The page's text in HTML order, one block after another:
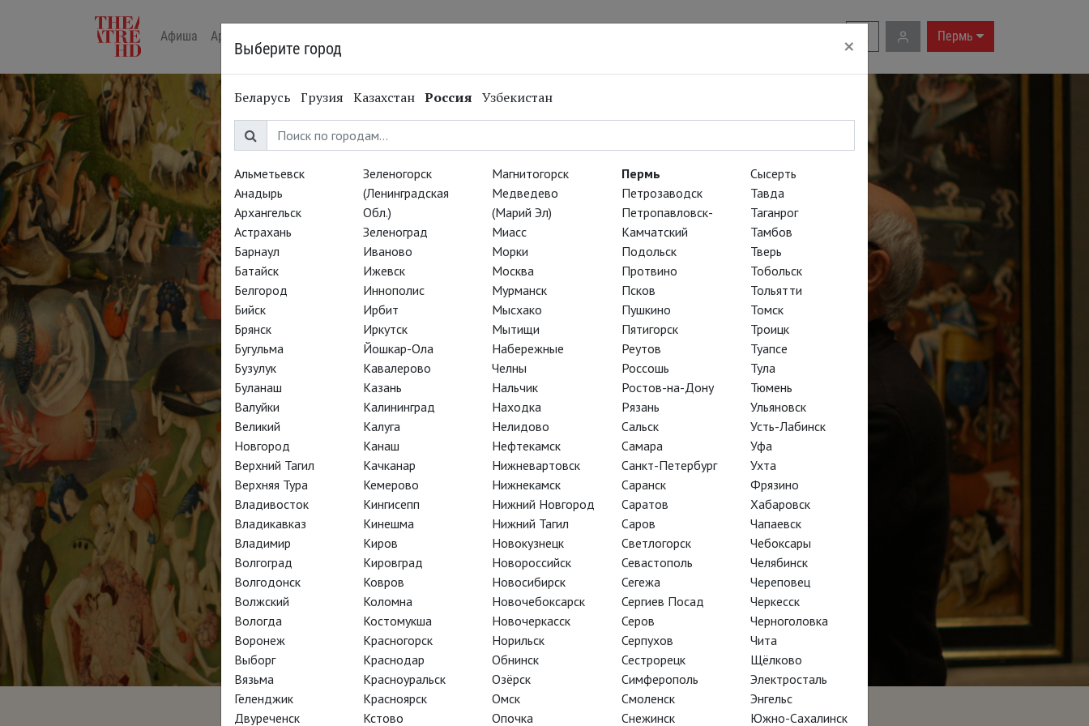
Пермь
Афиша Арт-лекторий в кино
АРТ-ЛЕКТОРИЙ В КИНО
Босх: Сад сновидений
Режиссёр Хосе Луис Лопес-Линарес
Выберите город ×
Беларусь Грузия Казахстан Россия Узбекистан
Альметьевск
Анадырь
Архангельск
Астрахань
Барнаул
Батайск
Белгород
Бийск
Брянск
Бугульма
Бузулук
Буланаш
Валуйки
Великий
Новгород
Верхний Тагил
Верхняя Тура
Владивосток
Владикавказ
Владимир
Волгоград
Волгодонск
Волжский
Вологда
Воронеж
Выборг
Вязьма
Геленджик
Двуреченск
Зеленогорск
(Ленинградская
Обл.)
Зеленоград
Иваново
Ижевск
Иннополис
Ирбит
Иркутск
Йошкар-Ола
Кавалерово
Казань
Калининград
Калуга
Канаш
Качканар
Кемерово
Кингисепп
Кинешма
Киров
Кировград
Ковров
Коломна
Костомукша
Красногорск
Краснодар
Красноуральск
Красноярск
Кстово
Магнитогорск
Медведево
(Марий Эл)
Миасс
Морки
Москва
Мурманск
Мысхако
Мытищи
Набережные
Челны
Нальчик
Находка
Нелидово
Нефтекамск
Нижневартовск
Нижнекамск
Нижний Новгород
Нижний Тагил
Новокузнецк
Новороссийск
Новосибирск
Новочебоксарск
Новочеркасск
Норильск
Обнинск
Озёрск
Омск
Опочка
Пермь
Петрозаводск
Петропавловск-
Камчатский
Подольск
Протвино
Псков
Пушкино
Пятигорск
Реутов
Россошь
Ростов-на-Дону
Рязань
Сальск
Самара
Санкт-Петербург
Саранск
Саратов
Саров
Светлогорск
Севастополь
Сегежа
Сергиев Посад
Серов
Серпухов
Сестрорецк
Симферополь
Смоленск
Снежинск
Сысерть
Тавда
Таганрог
Тамбов
Тверь
Тобольск
Тольятти
Томск
Троицк
Туапсе
Тула
Тюмень
Ульяновск
Усть-Лабинск
Уфа
Ухта
Фрязино
Хабаровск
Чапаевск
Чебоксары
Челябинск
Череповец
Черкесск
Черноголовка
Чита
Щёлково
Электросталь
Энгельс
Южно-Сахалинск